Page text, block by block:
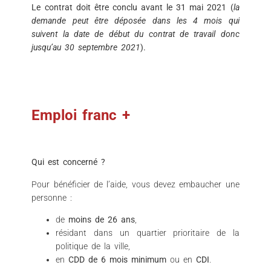
Le contrat doit être conclu avant le 31 mai 2021 (la
demande peut être déposée dans les 4 mois qui
suivent la date de début du contrat de travail donc
jusqu’au 30 septembre 2021).
Emploi franc +
Qui est concerné ?
Pour bénéficier de l’aide, vous devez embaucher une
personne :
de moins de 26 ans
résidant dans un quartier prioritaire de la
politique de la ville,
enCDD de 6 mois minimumou enCDI